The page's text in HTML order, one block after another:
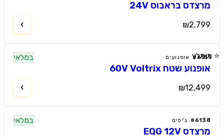
מרצדס בראבוס 24V
₪2,799
⭐ מומלץ
#6151 אופנועים במלאי
אופנוע שטח 60V Voltrix
₪12,499
# 6138 ג'יפים במלאי
מרצדס EQG 12V